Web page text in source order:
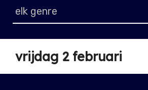
vrijdag 2 februari